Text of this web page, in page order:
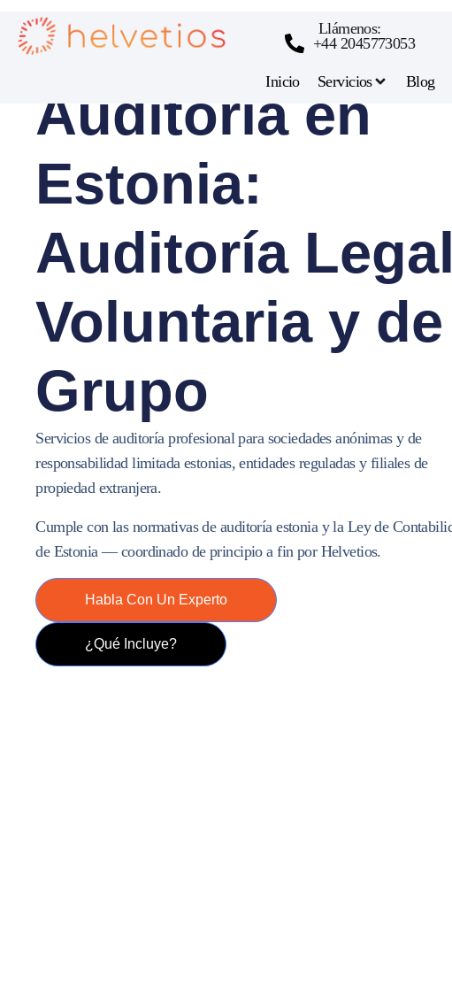
Llámenos:
+44 2045773053
Inicio Servicios Blog
Servicios de
Auditoría en
Estonia:
Auditoría
Voluntaria y de
Grupo
Servicios de auditoría profesional para sociedades anónimas y de
responsabilidad limitada estonias, entidades reguladas y filiales de
propiedad extranjera.
Cumple con las normativas de auditoría estonia y la Ley de
de Estonia — coordinado de principio a fin por Helvetios.
Habla Con Un Experto
¿Qué Incluye?